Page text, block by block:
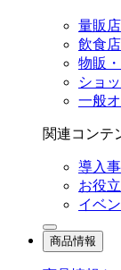
量販
飲食店
物販
ショ
一般
関連コンテ
導入
お役
イベ
商品情報